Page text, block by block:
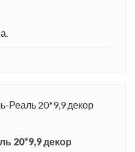
20*9,9 декор